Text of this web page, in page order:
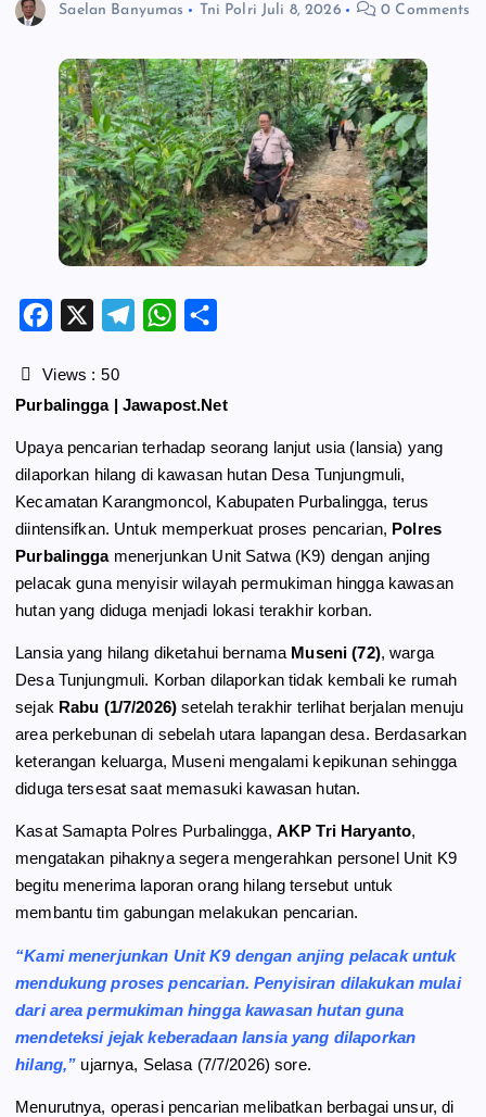
Saelan Banyumas Tni Polri Juli 8, 2026 0 Comments
c
o
o
k
r
a
m
W
A
p
p
Views : 50
Purbalingga | Jawapost.Net
Upaya pencarian terhadap seorang lanjut usia (lansia) yang
dilaporkan hilang di kawasan hutan Desa Tunjungmuli,
Kecamatan Karangmoncol, Kabupaten Purbalingga, terus
diintensifkan. Untuk memperkuat proses pencarian, Polres
Purbalinggamenerjunkan Unit Satwa (K9) dengan anjing
pelacak guna menyisir wilayah permukiman hingga kawasan
hutan yang diduga menjadi lokasi terakhir korban.
Lansia yang hilang diketahui bernama Museni (72), warga
Desa Tunjungmuli. Korban dilaporkan tidak kembali ke rumah
sejak Rabu (1/7/2026) setelah terakhir terlihat berjalan menuju
area perkebunan di sebelah utara lapangan desa. Berdasarkan
keterangan keluarga, Museni mengalami kepikunan sehingga
diduga tersesat saat memasuki kawasan hutan.
Kasat Samapta Polres Purbalingga, AKP Tri Haryanto,
mengatakan pihaknya segera mengerahkan personel Unit K9
begitu menerima laporan orang hilang tersebut untuk
membantu tim gabungan melakukan pencarian.
“Kami menerjunkan Unit K9 dengan anjing pelacak untuk
mendukung proses pencarian. Penyisiran dilakukan mulai
dari area permukiman hingga kawasan hutan guna
mendeteksi jejak keberadaan lansia yang dilaporkan
hilang,” ujarnya, Selasa (7/7/2026) sore.
Menurutnya, operasi pencarian melibatkan berbagai unsur, di